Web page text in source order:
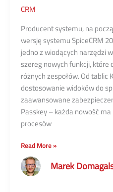
CRM
Producent systemu, na
wersję systemu SpiceCRM
jedno z wiodących narzędzi
szereg nowych funkcji, które
różnych zespołów. Od tablic
dostosowanie widoków do
zaawansowane
Passkey – każda nowość
procesów
Nowa
wersja
systemu
Read More »
Marek